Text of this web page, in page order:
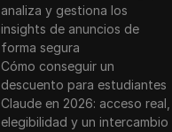
analiza y gestiona los
insights de anuncios de
forma segura
Cómo conseguir un
descuento para estudiantes
Claude en 2026: acceso real,
elegibilidad y un intercambio